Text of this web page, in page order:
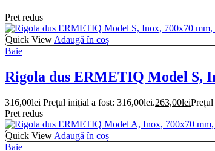
Pret redus
Quick View Adaugă în coș
Baie
Rigola dus ERMETIQ Model S,
316,00lei Prețul inițial a fost: 316,00lei.263,00leiPrețul
Pret redus
Quick View Adaugă în coș
Baie